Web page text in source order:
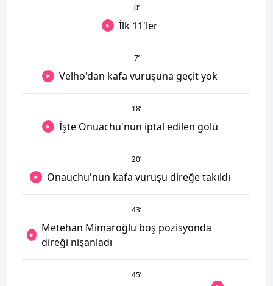
0’
İlk 11'ler
7’
Velho'dan kafa vuruşuna geçit yok
18’
İşte Onuachu'nun iptal edilen golü
20’
Onauchu'nun kafa vuruşu direğe takıldı
43’
Metehan Mimaroğlu boş pozisyonda
direği nişanladı
45’